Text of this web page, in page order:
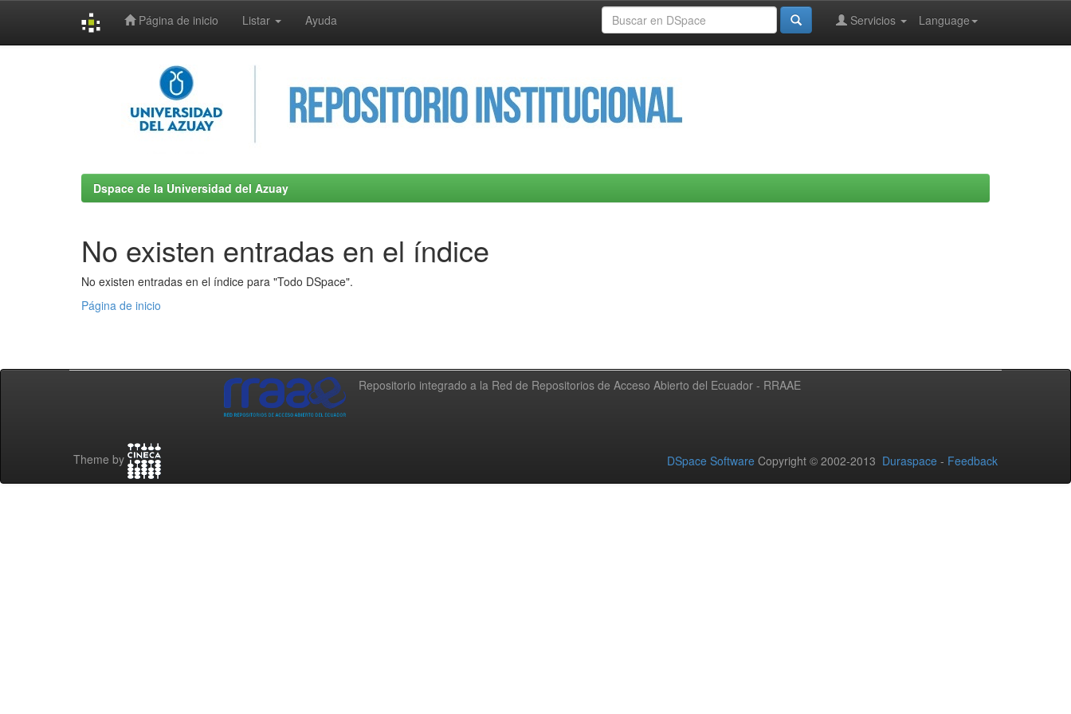
Página de inicio Listar Ayuda Language
Servicios
Dspace de la Universidad del Azuay
No existen entradas en el índice
No existen entradas en el índice para "Todo DSpace".
Página de inicio
Repositorio integrado a la Red de Repositorios de Acceso Abierto del Ecuador - RRAAE
Theme by DSpace Software Copyright © 2002-2013 Duraspace - Feedback